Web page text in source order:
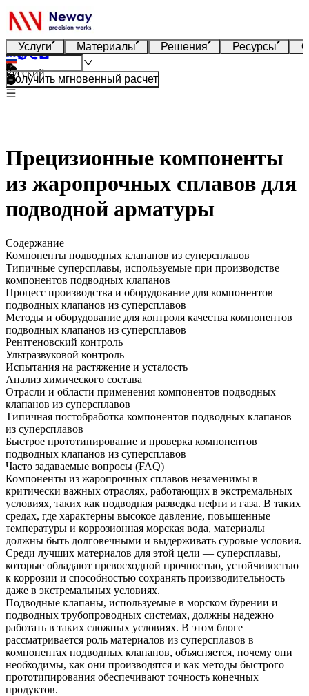
Услуги Материалы Решения Ресурсы
Русский
Получить мгновенный расчет
Прецизионные компоненты
из жаропрочных сплавов для
подводной арматуры
Содержание
Компоненты подводных клапанов из суперсплавов
Типичные суперсплавы, используемые при производстве
компонентов подводных клапанов
Процесс производства и оборудование для компонентов
подводных клапанов из суперсплавов
Методы и оборудование для контроля качества компонентов
подводных клапанов из суперсплавов
Рентгеновский контроль
Ультразвуковой контроль
Испытания на растяжение и усталость
Анализ химического состава
Отрасли и области применения компонентов подводных
клапанов из суперсплавов
Типичная постобработка компонентов подводных клапанов
из суперсплавов
Быстрое прототипирование и проверка компонентов
подводных клапанов из суперсплавов
Часто задаваемые вопросы (FAQ)
Компоненты из жаропрочных сплавов незаменимы в
критически важных отраслях, работающих в экстремальных
условиях, таких как подводная разведка нефти и газа. В таких
средах, где характерны высокое давление, повышенные
температуры и коррозионная морская вода, материалы
должны быть долговечными и выдерживать суровые условия.
Среди лучших материалов для этой цели — суперсплавы,
которые обладают превосходной прочностью, устойчивостью
к коррозии и способностью сохранять производительность
даже в экстремальных условиях.
Подводные клапаны, используемые в морском бурении и
подводных трубопроводных системах, должны надежно
работать в таких сложных условиях. В этом блоге
рассматривается роль материалов из суперсплавов в
компонентах подводных клапанов, объясняется, почему они
необходимы, как они производятся и как методы быстрого
прототипирования обеспечивают точность конечных
продуктов.